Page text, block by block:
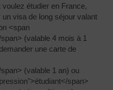
étudier en France,
visa de long séjour valant
<span
(valable 4 mois à 1
une carte de
(valable 1 an) ou
span>